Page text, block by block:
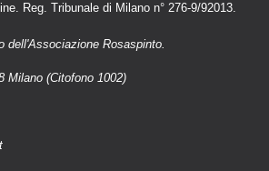
Reg. Tribunale di Milano n° 276-9/92013.
dell'Associazione Rosaspinto.
Milano (Citofono 1002)